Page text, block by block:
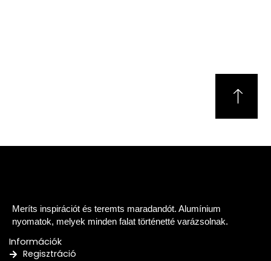
Meríts inspirációt és teremts maradandót. Alumínium
nyomatok, melyek minden falat történetté varázsolnak.
Információk
Regisztráció